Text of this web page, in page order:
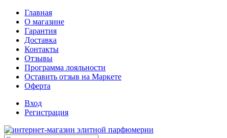
Главная
О магазине
Гарантия
Доставка
Контакты
Отзывы
Программа лояльности
Оставить отзыв на Маркете
Оферта
Вход
Регистрация